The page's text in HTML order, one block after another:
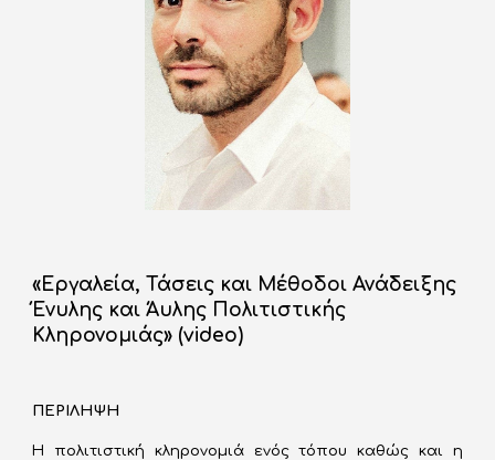
«Εργαλεία, Τάσεις και Μέθοδοι Ανάδειξης
Ένυλης και Άυλης Πολιτιστικής
Κληρονομιάς» (video)
ΠΕΡΙΛΗΨΗ
Η πολιτιστική κληρονομιά ενός τόπου καθώς και η